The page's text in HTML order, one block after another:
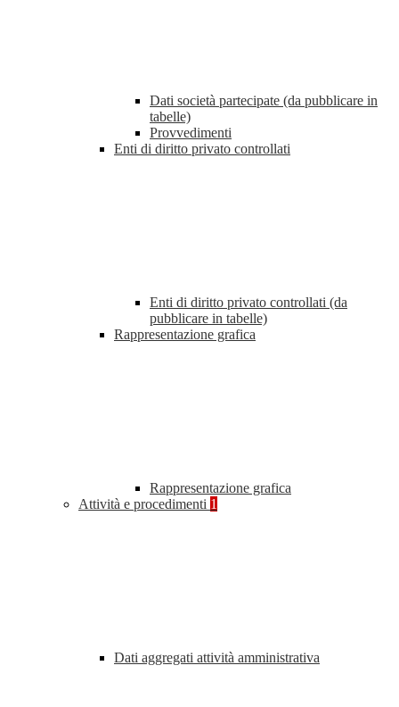
Dati società partecipate (da pubblicare in
tabelle)
Provvedimenti
Enti di diritto privato controllati
Enti di diritto privato controllati (da
pubblicare in tabelle)
Rappresentazione grafica
Rappresentazione grafica
Attività e procedimenti 1
Dati aggregati attività amministrativa